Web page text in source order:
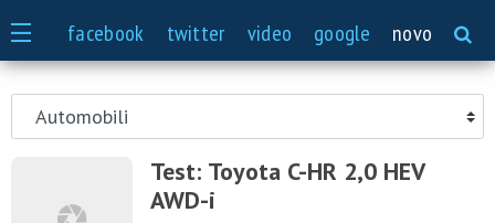
facebook twitter video google novo
Test: Toyota C-HR 2,0 HEV
AWD-i